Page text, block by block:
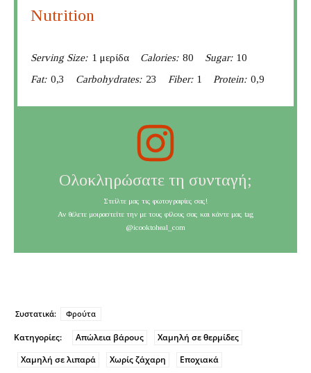
Nutrition
Serving Size: 1 μερίδα Calories: 80 Sugar: 10
Fat: 0,3 Carbohydrates: 23 Fiber: 1 Protein: 0,9
Ολοκληρώσατε τη συνταγή;
Στείλτε μας τις φωτογραφίες σας!
Αν θέλετε μοιραστείτε την με τους φίλους σας και κάντε μας tag
@icooktoheal_com
Συστατικά: Φρούτα
Κατηγορίες: Απώλεια βάρους
Χαμηλή σε θερμίδες
Χαμηλή σε λιπαρά
Χωρίς ζάχαρη Εποχιακά